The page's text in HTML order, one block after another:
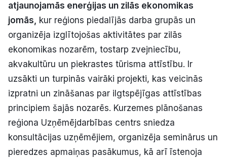
atjaunojamās enerģijas un zilās ekonomikas
jomās, kur reģions piedalījās darba grupās un
organizēja izglītojošas aktivitātes par zilās
ekonomikas nozarēm, tostarp zvejniecību,
akvakultūru un piekrastes tūrisma attīstību. Ir
uzsākti un turpinās vairāki projekti, kas veicinās
izpratni un zināšanas par ilgtspējīgas attīstības
principiem šajās nozarēs. Kurzemes plānošanas
reģiona Uzņēmējdarbības centrs sniedza
konsultācijas uzņēmējiem, organizēja seminārus un
pieredzes apmaiņas pasākumus, kā arī īstenoja